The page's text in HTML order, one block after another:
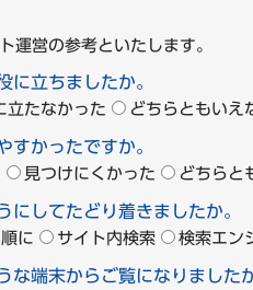
運営の参考といたします。
に立ちましたか。
立たなかった どちらともいえ
すかったですか。
見つけにくかった どちらと
にしてたどり着きましたか。
に サイト内検索 検索エン
な端末からご覧になりましたか